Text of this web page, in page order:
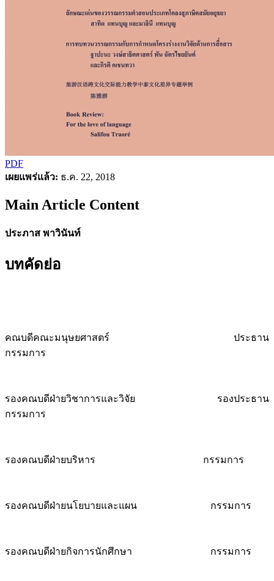
PDF
เผยแพร่แล้ว: ธ.ค. 22, 2018
Main Article Content
ประภาส พาวินันท์
บทคัดย่อ
คณบดีคณะมนุษยศาสตร์ ประธาน
กรรมการ
รองคณบดีฝ่ายวิชาการและวิจัย รองประธาน
กรรมการ
รองคณบดีฝ่ายบริหาร กรรมการ
รองคณบดีฝ่ายนโยบายและแผน กรรมการ
รองคณบดีฝ่ายกิจการนักศึกษา กรรมการ